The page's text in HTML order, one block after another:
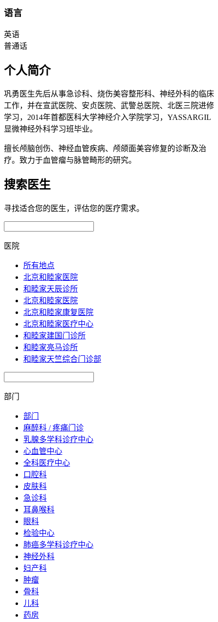
语言
英语
普通话
个人简介
巩勇医生先后从事急诊科、烧伤美容整形科、神经外科的临床
工作，并在宣武医院、安贞医院、武警总医院、北医三院进修
学习，2014年首都医科大学神经介入学院学习，YASSARGIL
显微神经外科学习班毕业。
擅长颅脑创伤、神经血管疾病、颅颌面美容修复的诊断及治
疗。致力于血管瘤与脉管畸形的研究。
搜索医生
寻找适合您的医生，评估您的医疗需求。
医院
所有地点
北京和睦家医院
和睦家天辰诊所
北京和睦家医院
北京和睦家康复医院
北京和睦家医疗中心
和睦家建国门诊所
和睦家亮马诊所
和睦家天竺综合门诊部
部门
部门
麻醉科 / 疼痛门诊
乳腺多学科诊疗中心
心血管中心
全科医疗中心
口腔科
皮肤科
急诊科
耳鼻喉科
眼科
检验中心
肺癌多学科诊疗中心
神经外科
妇产科
肿瘤
骨科
儿科
药房